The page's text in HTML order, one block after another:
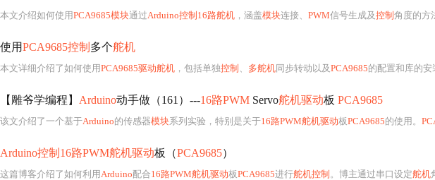
本文介绍如何使用PCA9685模块通过Arduino控制16路舵机 ，涵盖模块连接、 PWM信号生成及控制 角度的方
使用PCA9685控制 多个舵机
本文详细介绍了如何使用PCA9685驱动舵机 ，包括单独控制 、 多舵机同步转动以及PCA9685的配置和库的
【雕爷学编程】 Arduino动手做（161）---16路PWM Servo舵机驱动板 PCA9685
该文介绍了一个基于Arduino的传感器模块系列实验，特别是关于16路PWM舵机驱动板PCA9685的使用。
Arduino控制16路PWM舵机驱动板（PCA9685）
这篇博客介绍了如何利用Arduino配合16路PWM舵机驱动板PCA9685进行舵机控制 。博主通过串口设定舵机